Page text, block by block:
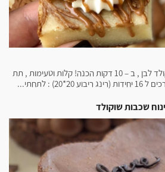
חיתוכיות לוטוס עם גבינה ושוקולד לבן , ב – 10 דקות הכנה! קלות וטעימות , תת
: לתחתי...
שכבות שוקולד